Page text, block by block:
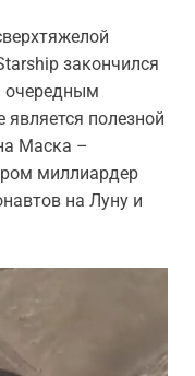
закончился
очередным
полезной
Маска –
миллиардер
на Луну и